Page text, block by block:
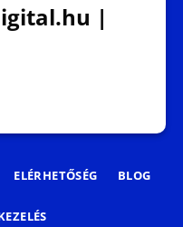
|
ELÉRHETŐSÉG BLOG